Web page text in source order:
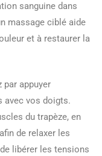
sanguine dans
massage ciblé aide
et à restaurer la
par appuyer
avec vos doigts.
du trapèze, en
de relaxer les
libérer les tensions